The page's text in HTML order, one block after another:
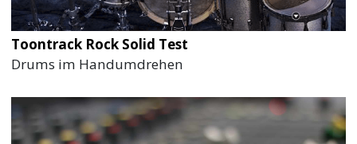
Toontrack Rock Solid Test
Drums im Handumdrehen